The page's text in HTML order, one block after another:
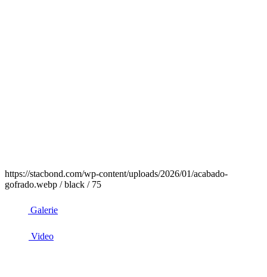
https://stacbond.com/wp-content/uploads/2026/01/acabado-
gofrado.webp / black / 75
Galerie
Video